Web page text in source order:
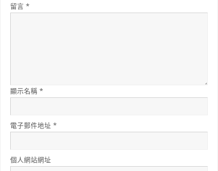
留言*
顯示名稱*
電子郵件地址*
個人網站網址